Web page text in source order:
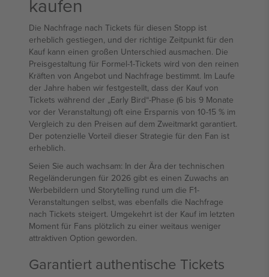
kaufen
Die Nachfrage nach Tickets für diesen Stopp ist
erheblich gestiegen, und der richtige Zeitpunkt für den
Kauf kann einen großen Unterschied ausmachen. Die
Preisgestaltung für Formel-1-Tickets wird von den reinen
Kräften von Angebot und Nachfrage bestimmt. Im Laufe
der Jahre haben wir festgestellt, dass der Kauf von
Tickets während der „Early Bird“-Phase (6 bis 9 Monate
vor der Veranstaltung) oft eine Ersparnis von 10-15 % im
Vergleich zu den Preisen auf dem Zweitmarkt garantiert.
Der potenzielle Vorteil dieser Strategie für den Fan ist
erheblich.
Seien Sie auch wachsam: In der Ära der technischen
Regeländerungen für 2026 gibt es einen Zuwachs an
Werbebildern und Storytelling rund um die F1-
Veranstaltungen selbst, was ebenfalls die Nachfrage
nach Tickets steigert. Umgekehrt ist der Kauf im letzten
Moment für Fans plötzlich zu einer weitaus weniger
attraktiven Option geworden.
Garantiert authentische Tickets